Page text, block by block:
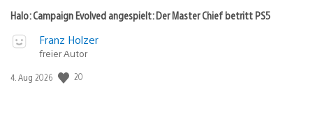
Halo: Campaign Evolved angespielt: Der Master Chief betritt PS5
Franz Holzer
freier Autor
Veröffentlichungsdatum:
4. Aug 2026 20